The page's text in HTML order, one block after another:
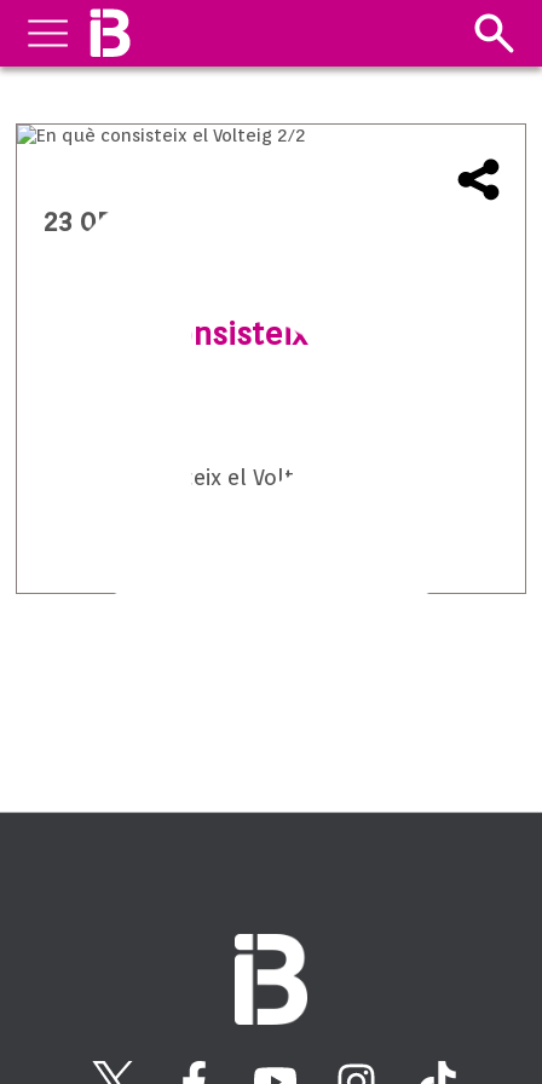
23 05 2014
En què consisteix el Volteig
En què consisteix el Volteig 2/2